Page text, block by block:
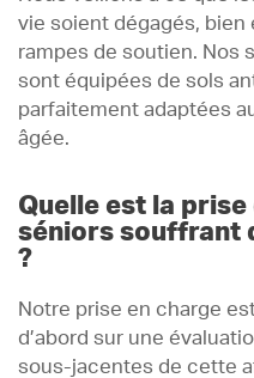
vie soient dégagés, bien
rampes de soutien. Nos
sont équipées de sols
parfaitement adaptées
âgée.
Quelle est la
séniors souffrant
?
Notre prise en charge
d’abord sur une
sous-jacentes de cette